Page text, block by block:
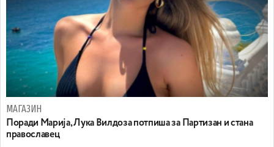
МАГАЗИН
Поради Марија, Лука Вилдоза потпиша за Партизан и стана
православец